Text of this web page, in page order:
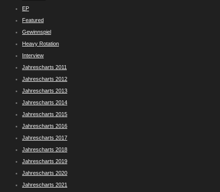
EP
Featured
Gewinnspiel
Heavy Rotation
Interview
Jahrescharts 2011
Jahrescharts 2012
Jahrescharts 2013
Jahrescharts 2014
Jahrescharts 2015
Jahrescharts 2016
Jahrescharts 2017
Jahrescharts 2018
Jahrescharts 2019
Jahrescharts 2020
Jahrescharts 2021